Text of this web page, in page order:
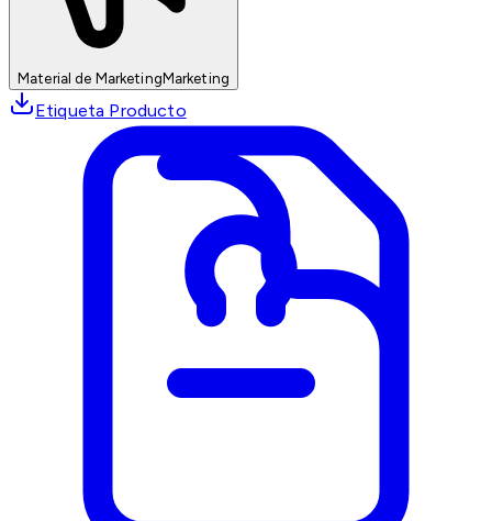
Material de MarketingMarketing
Etiqueta Producto